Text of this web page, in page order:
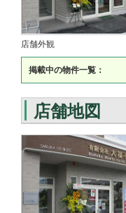
店舗外観
掲載中の物件一覧：
店舗地図